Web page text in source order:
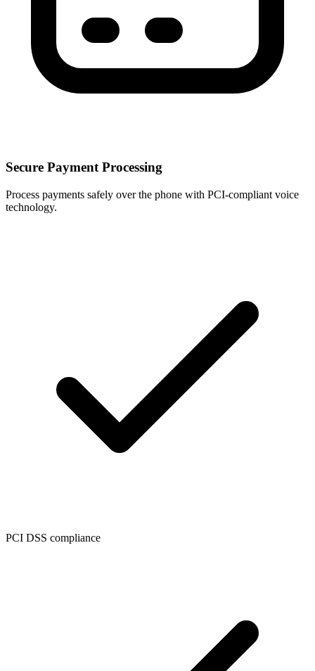
Secure Payment Processing
Process payments safely over the phone with PCI-compliant voice
technology.
PCI DSS compliance